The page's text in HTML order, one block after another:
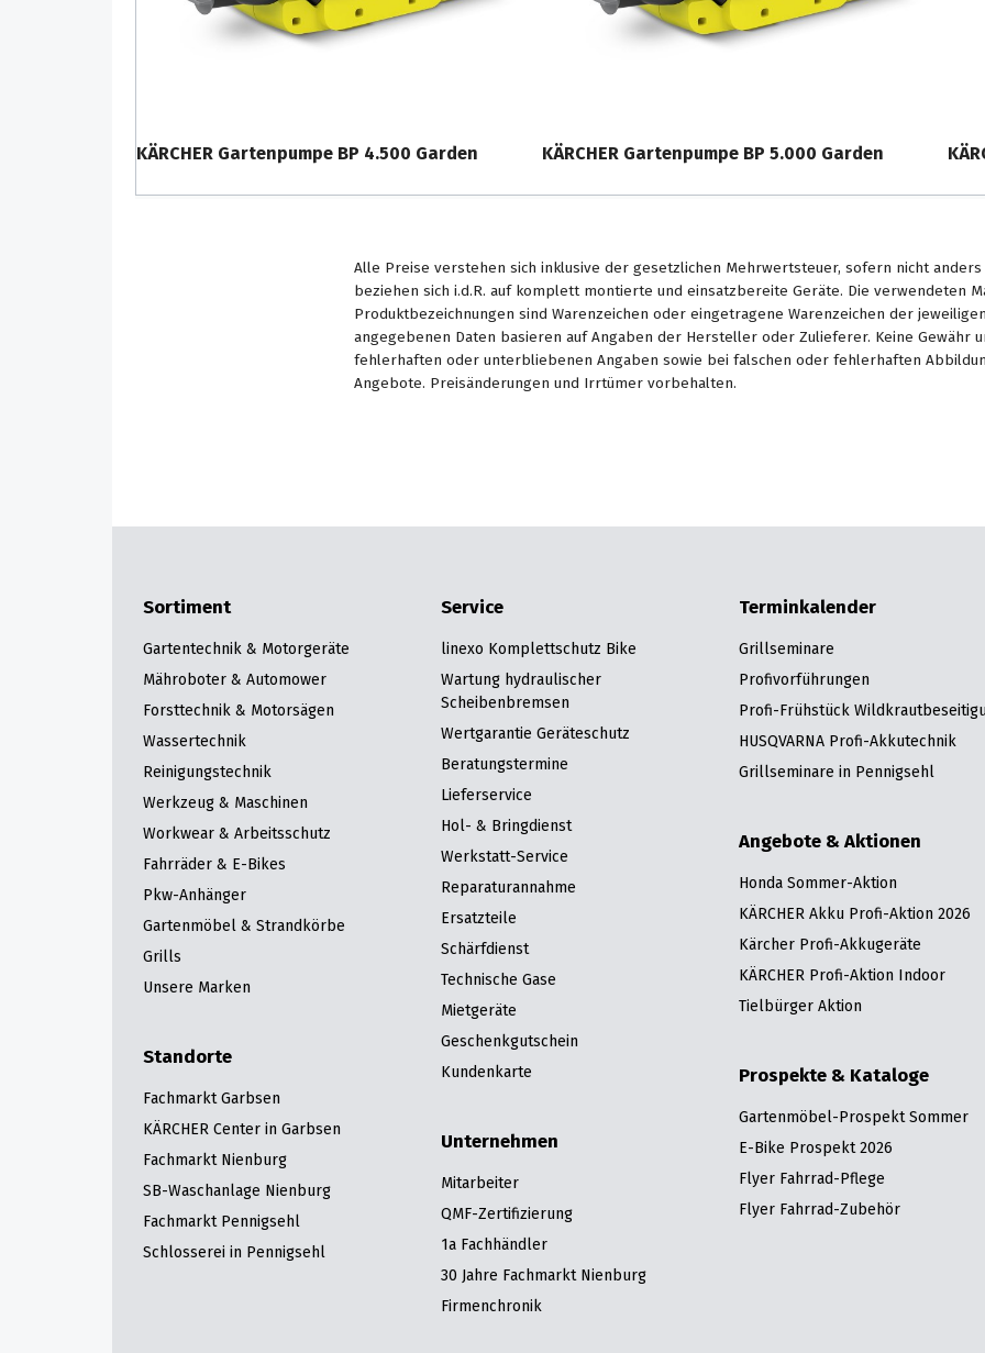
KÄRCHER Gartenpumpe BP 4.500 Garden KÄRCHER Gartenpumpe BP 5.000 Garden
Alle Preise verstehen sich inklusive der gesetzlichen Mehrwertsteuer, sofern nicht anders
beziehen sich i.d.R. auf komplett montierte und einsatzbereite Geräte. Die verwendeten
Produktbezeichnungen sind Warenzeichen oder eingetragene Warenzeichen der
angegebenen Daten basieren auf Angaben der Hersteller oder Zulieferer. Keine Gewähr
fehlerhaften oder unterbliebenen Angaben sowie bei falschen oder fehlerhaften
Angebote. Preisänderungen und Irrtümer vorbehalten.
Sortiment
Gartentechnik & Motorgeräte
Mähroboter & Automower
Forsttechnik & Motorsägen
Wassertechnik
Reinigungstechnik
Werkzeug & Maschinen
Workwear & Arbeitsschutz
Fahrräder & E-Bikes
Pkw-Anhänger
Gartenmöbel & Strandkörbe
Grills
Unsere Marken
Standorte
Fachmarkt Garbsen
KÄRCHER Center in Garbsen
Fachmarkt Nienburg
SB-Waschanlage Nienburg
Fachmarkt Pennigsehl
Schlosserei in Pennigsehl
Service
linexo Komplettschutz Bike
Wartung hydraulischer
Scheibenbremsen
Wertgarantie Geräteschutz
Beratungstermine
Lieferservice
Hol- & Bringdienst
Werkstatt-Service
Reparaturannahme
Ersatzteile
Schärfdienst
Technische Gase
Mietgeräte
Geschenkgutschein
Kundenkarte
Unternehmen
Mitarbeiter
QMF-Zertifizierung
1a Fachhändler
30 Jahre Fachmarkt Nienburg
Firmenchronik
Terminkalender
Grillseminare
Profivorführungen
Profi-Frühstück
HUSQVARNA Profi-Akkutechnik
Grillseminare in Pennigsehl
Angebote & Aktionen
Honda Sommer-Aktion
KÄRCHER Akku Profi-Aktion 2026
Kärcher Profi-Akkugeräte
KÄRCHER Profi-Aktion Indoor
Tielbürger Aktion
Prospekte & Kataloge
Gartenmöbel-Prospekt Sommer
E-Bike Prospekt 2026
Flyer Fahrrad-Pflege
Flyer Fahrrad-Zubehör